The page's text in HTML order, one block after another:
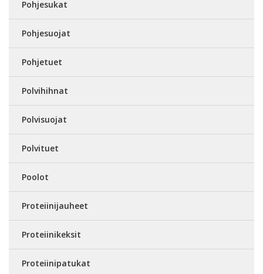
Pohjesukat
Pohjesuojat
Pohjetuet
Polvihihnat
Polvisuojat
Polvituet
Poolot
Proteiinijauheet
Proteiinikeksit
Proteiinipatukat